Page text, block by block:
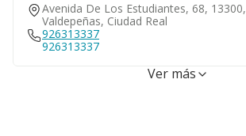
Avenida De Los Estudiantes, 68, 13300,
Valdepeñas, Ciudad Real
926313337
926313337
Ver más